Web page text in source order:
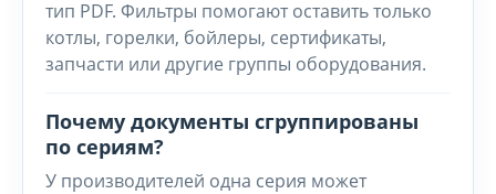
тип PDF. Фильтры помогают оставить только
котлы, горелки, бойлеры, сертификаты,
запчасти или другие группы оборудования.
Почему документы сгруппированы
по сериям?
У производителей одна серия может